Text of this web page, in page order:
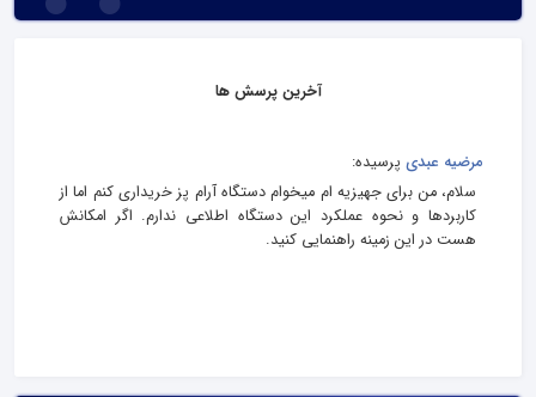
آخرین پرسش ها
مرضیه عبدی پرسیده:
سلام، من برای جهیزیه‌ ام میخوام دستگاه آرام پز خریداری کنم اما از
کاربردها و نحوه عملکرد این دستگاه اطلاعی ندارم. اگر امکانش
هست در این زمینه راهنمایی کنید.